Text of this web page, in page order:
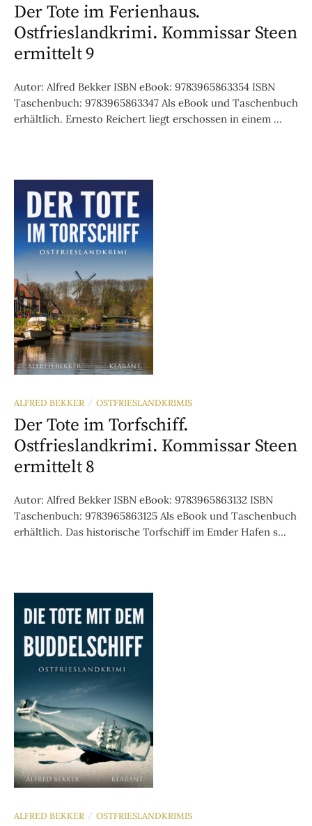
Der Tote im Ferienhaus.
Ostfrieslandkrimi. Kommissar Steen
ermittelt 9
Autor: Alfred Bekker ISBN eBook: 9783965863354 ISBN
Taschenbuch: 9783965863347 Als eBook und Taschenbuch
erhältlich. Ernesto Reichert liegt erschossen in einem ...
ALFRED BEKKER / OSTFRIESLANDKRIMIS
Der Tote im Torfschiff.
Ostfrieslandkrimi. Kommissar Steen
ermittelt 8
Autor: Alfred Bekker ISBN eBook: 9783965863132 ISBN
Taschenbuch: 9783965863125 Als eBook und Taschenbuch
erhältlich. Das historische Torfschiff im Emder Hafen s...
ALFRED BEKKER / OSTFRIESLANDKRIMIS